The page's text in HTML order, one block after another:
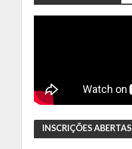
INSCRIÇÕES ABERTAS